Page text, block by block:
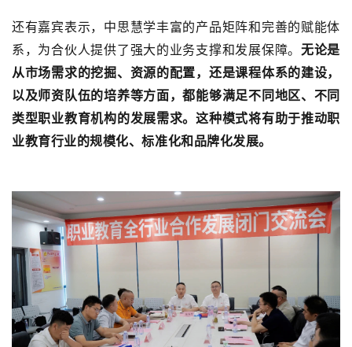
还有嘉宾表示，中思慧学丰富的产品矩阵和完善的赋能体
系，为合伙人提供了强大的业务支撑和发展保障。 无论是
从市场需求的挖掘、资源的配置，还是课程体系的建设，
以及师资队伍的培养等方面，都能够满足不同地区、不同
类型职业教育机构的发展需求。这种模式将有助于推动职
业教育行业的规模化、标准化和品牌化发展。